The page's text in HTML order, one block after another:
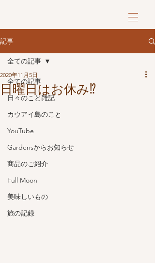
記事
全ての記事
日々のこと雑記
カウアイ島のこと
YouTube
Gardensからお知らせ
商品のご紹介
Full Moon
美味しいもの
旅の記録
全ての記事
日曜日はお休み⁉️
2020年11月5日